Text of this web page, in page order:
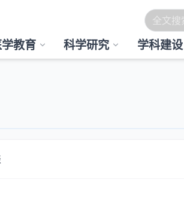
教育 科学研究 学科建设